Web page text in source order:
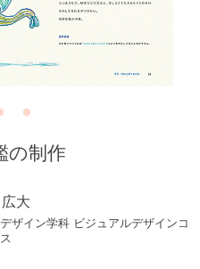
の制作
大
ザイン学科 ビジュアルデザインコ